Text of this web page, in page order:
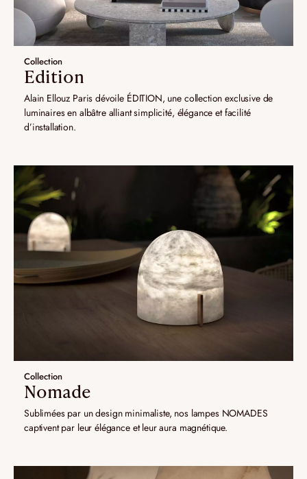
Collection
Edition
Alain Ellouz Paris dévoile ÉDITION, une collection exclusive de
luminaires en albâtre alliant simplicité, élégance et facilité
d’installation.
Collection
Nomade
Sublimées par un design minimaliste, nos lampes NOMADES
captivent par leur élégance et leur aura magnétique.